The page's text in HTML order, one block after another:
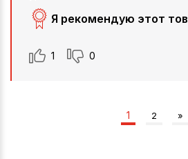
Я рекомендую этот
1 0
1 2 »